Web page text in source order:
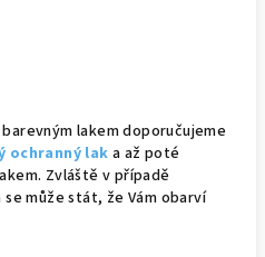
lakem doporučujeme
ochranný lak a až poté
Zvláště v případě
může stát, že Vám obarví